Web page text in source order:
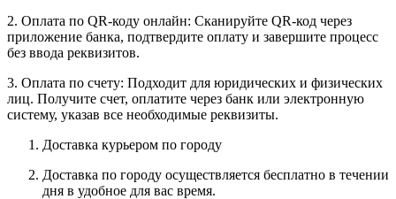
2. Оплата по QR-коду онлайн: Сканируйте QR-код через
приложение банка, подтвердите оплату и завершите процесс
без ввода реквизитов.
3. Оплата по счету: Подходит для юридических и физических
лиц. Получите счет, оплатите через банк или электронную
систему, указав все необходимые реквизиты.
Доставка курьером по городу
Доставка по городу осуществляется бесплатно в течении
дня в удобное для вас время.